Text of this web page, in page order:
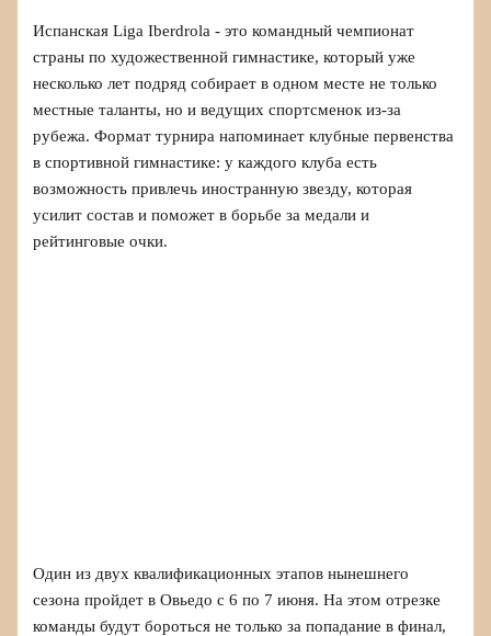
Испанская Liga Iberdrola - это командный чемпионат
страны по художественной гимнастике, который уже
несколько лет подряд собирает в одном месте не только
местные таланты, но и ведущих спортсменок из-за
рубежа. Формат турнира напоминает клубные первенства
в спортивной гимнастике: у каждого клуба есть
возможность привлечь иностранную звезду, которая
усилит состав и поможет в борьбе за медали и
рейтинговые очки.
Один из двух квалификационных этапов нынешнего
сезона пройдет в Овьедо с 6 по 7 июня. На этом отрезке
команды будут бороться не только за попадание в финал,